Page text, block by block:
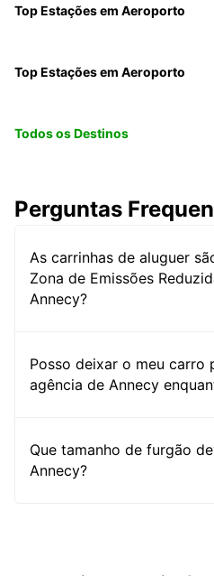
Top Estações em Aeroporto
Top Estações em Aeroporto
Todos os Destinos
Perguntas
As carrinhas de aluguer
Zona de Emissões
Annecy?
Posso deixar o meu carro
agência de Annecy
Que tamanho de furgão
Annecy?